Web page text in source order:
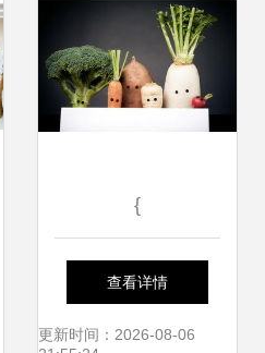
{
查看详情
更新时间：2026-08-06